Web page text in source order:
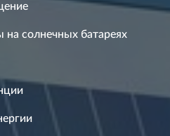
солнечных батареях